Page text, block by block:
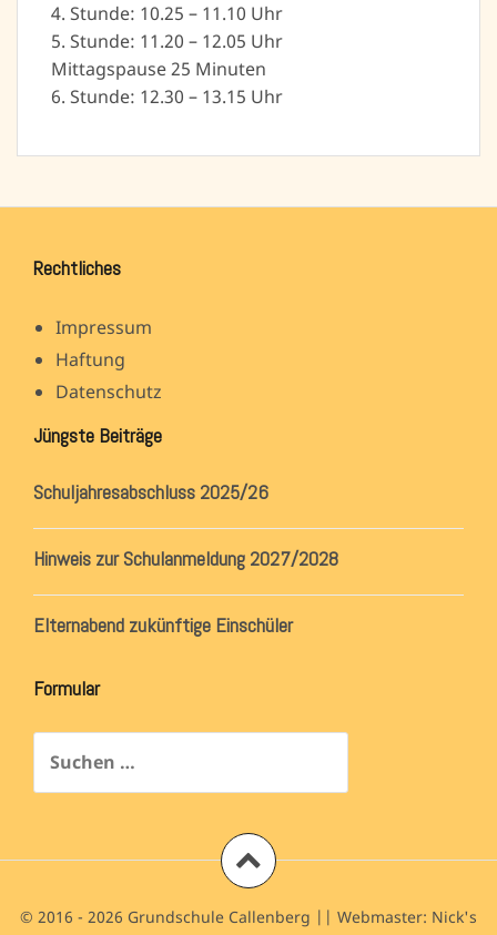
4. Stunde: 10.25 – 11.10 Uhr
5. Stunde: 11.20 – 12.05 Uhr
Mittagspause 25 Minuten
6. Stunde: 12.30 – 13.15 Uhr
Rechtliches
Impressum
Haftung
Datenschutz
Jüngste Beiträge
Schuljahresabschluss 2025/26
Hinweis zur Schulanmeldung 2027/2028
Elternabend zukünftige Einschüler
Formular
nach:
© 2016 - 2026 Grundschule Callenberg || Webmaster: Nick's